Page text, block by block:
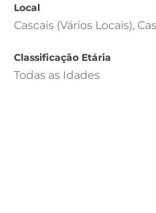
Local
Cascais (Vários Locais),
Classificação Etária
Todas as Idades